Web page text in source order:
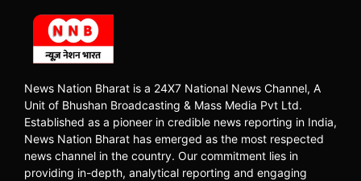
News Nation Bharat is a 24X7 National News Channel, A
Unit of Bhushan Broadcasting & Mass Media Pvt Ltd.
Established as a pioneer in credible news reporting in India,
News Nation Bharat has emerged as the most respected
news channel in the country. Our commitment lies in
providing in-depth, analytical reporting and engaging